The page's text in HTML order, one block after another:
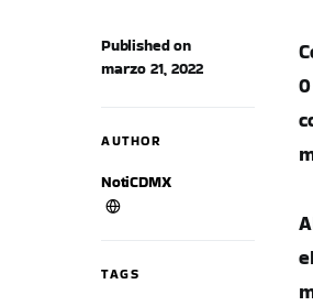
Published on
marzo 21, 2022
AUTHOR
NotiCDMX
TAGS